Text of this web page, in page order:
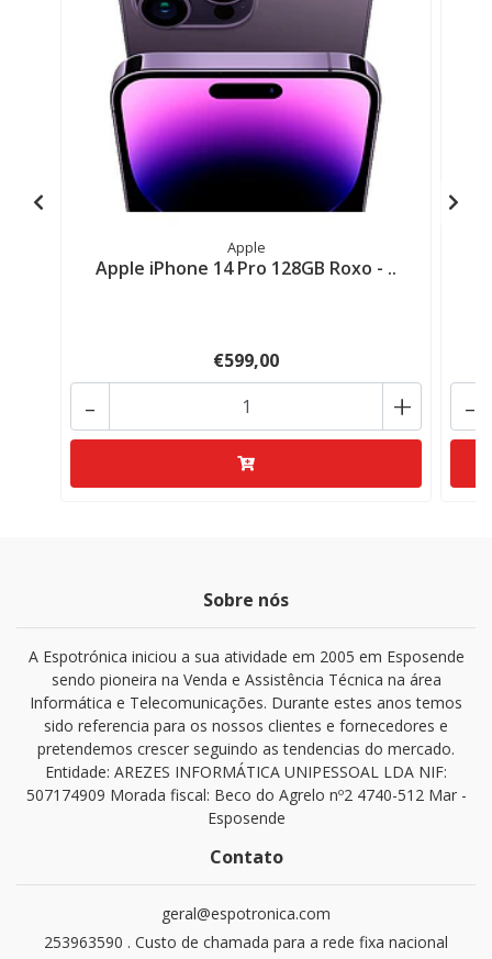
Apple
Apple iPhone 14 Pro 128GB Roxo - ..
€599,00
+
- -
Sobre nós
A Espotrónica iniciou a sua atividade em 2005 em Esposende
sendo pioneira na Venda e Assistência Técnica na área
Informática e Telecomunicações. Durante estes anos temos
sido referencia para os nossos clientes e fornecedores e
pretendemos crescer seguindo as tendencias do mercado.
Entidade: AREZES INFORMÁTICA UNIPESSOAL LDA NIF:
507174909 Morada fiscal: Beco do Agrelo nº2 4740-512 Mar -
Esposende
Contato
geral@espotronica.com
253963590 . Custo de chamada para a rede fixa nacional